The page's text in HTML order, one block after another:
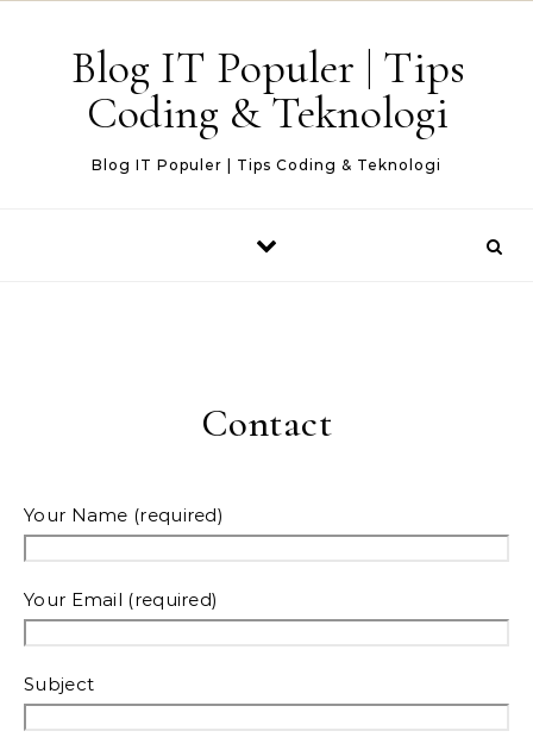
Blog IT Populer | Tips
Coding & Teknologi
Blog IT Populer | Tips Coding & Teknologi
Contact
Your Name (required)
Your Email (required)
Subject